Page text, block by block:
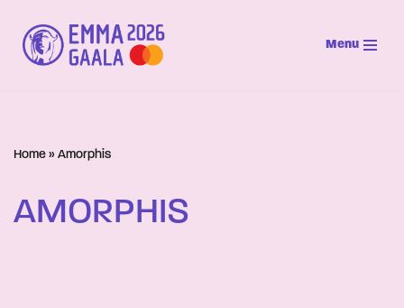
Siirry
suoraan
Menu
Home » Amorphis
AMORPHIS